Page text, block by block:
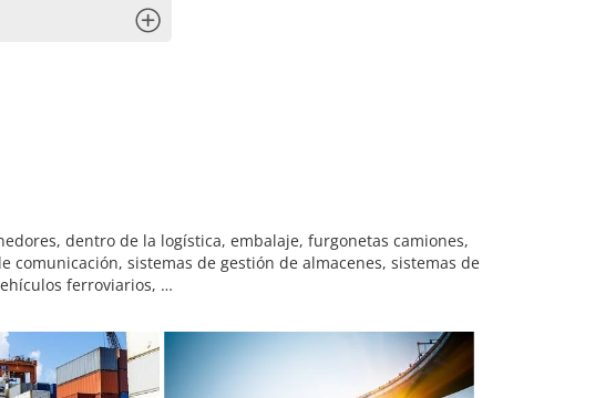
dentro de la logística, embalaje, furgonetas camiones,
sistemas de gestión de almacenes, sistemas de
ferroviarios, …